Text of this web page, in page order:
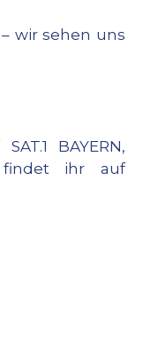
wir sehen uns
BAYERN,
ihr auf